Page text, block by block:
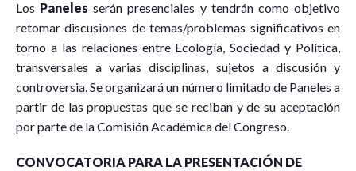
Los Panelesserán presenciales y tendrán como objetivo
retomar discusiones de temas/problemas significativos en
torno a las relaciones entre Ecología, Sociedad y Política,
transversales a varias disciplinas, sujetos a discusión y
controversia. Se organizará un número limitado de Paneles a
partir de las propuestas que se reciban y de su aceptación
por parte de la Comisión Académica del Congreso.
CONVOCATORIA PARA LA PRESENTACIÓN DE